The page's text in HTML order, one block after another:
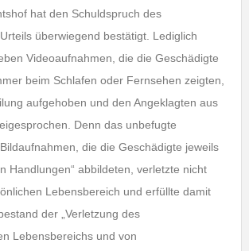
hat den Schuldspruch des
überwiegend bestätigt. Lediglich
Videoaufnahmen, die die Geschädigte
beim Schlafen oder Fernsehen zeigten,
aufgehoben und den Angeklagten aus
Denn das unbefugte
die die Geschädigte jeweils
Handlungen“ abbildeten, verletzte nicht
Lebensbereich und erfüllte damit
der „Verletzung des
Lebensbereichs und von